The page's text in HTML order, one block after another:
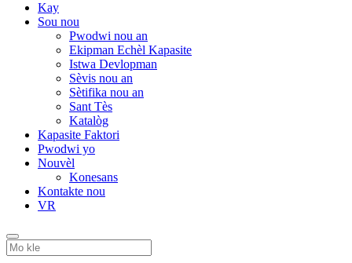
Kay
Sou nou
Pwodwi nou an
Ekipman Echèl Kapasite
Istwa Devlopman
Sèvis nou an
Sètifika nou an
Sant Tès
Katalòg
Kapasite Faktori
Pwodwi yo
Nouvèl
Konesans
Kontakte nou
VR